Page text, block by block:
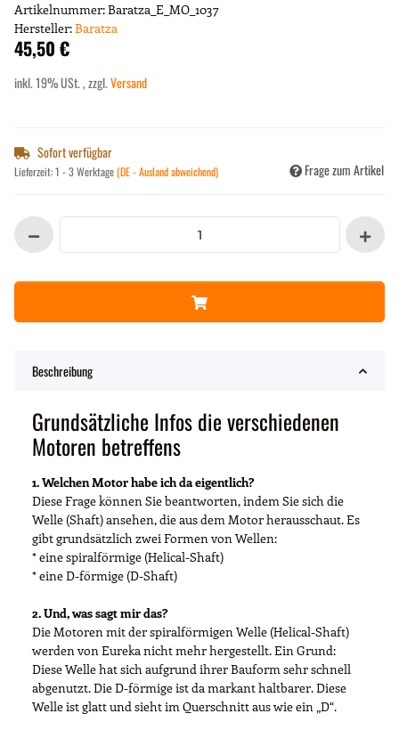
Artikelnummer:Baratza_E_MO_1037
Hersteller:Baratza
45,50 €
inkl. 19% USt. , zzgl.Versand
Sofort verfügbar
Lieferzeit:1 - 3 Werktage(DE - Ausland abweichend) Frage zum Artikel
Beschreibung
Grundsätzliche Infos die verschiedenen
Motoren betreffens
1. Welchen Motor habe ich da eigentlich?
Diese Frage können Sie beantworten, indem Sie sich die
Welle (Shaft) ansehen, die aus dem Motor herausschaut. Es
gibt grundsätzlich zwei Formen von Wellen:
* eine spiralförmige (Helical-Shaft)
* eine D-förmige (D-Shaft)
2. Und, was sagt mir das?
Die Motoren mit der spiralförmigen Welle (Helical-Shaft)
werden von Eureka nicht mehr hergestellt. Ein Grund:
Diese Welle hat sich aufgrund ihrer Bauform sehr schnell
abgenutzt. Die D-förmige ist da markant haltbarer. Diese
Welle ist glatt und sieht im Querschnitt aus wie ein „D“.